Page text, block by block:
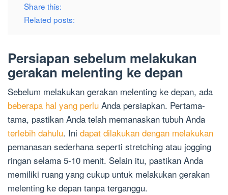
Share this:
Related posts:
Persiapan sebelum melakukan
gerakan melenting ke depan
Sebelum melakukan gerakan melenting ke depan, ada
beberapa hal yang perlu Anda persiapkan. Pertama-
tama, pastikan Anda telah memanaskan tubuh Anda
terlebih dahulu. Ini dapat dilakukan dengan melakukan
pemanasan sederhana seperti stretching atau jogging
ringan selama 5-10 menit. Selain itu, pastikan Anda
memiliki ruang yang cukup untuk melakukan gerakan
melenting ke depan tanpa terganggu.